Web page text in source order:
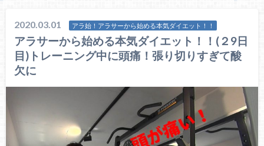
2020.03.01 アラ始！アラサーから始める本気ダイエット！！
アラサーから始める本気ダイエット！！(２9日
目)トレーニング中に頭痛！張り切りすぎて酸
欠に